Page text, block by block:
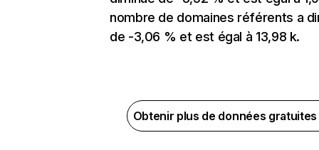
nombre de domaines référents a
de -3,06 % et est égal à 13,98 k.
Obtenir plus de données